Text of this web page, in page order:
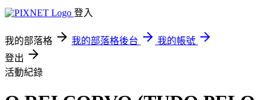
登入
我的部落格 我的部落格後台
我的帳號
登出
活動紀錄